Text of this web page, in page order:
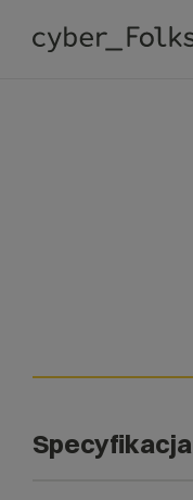
Specyfikacja